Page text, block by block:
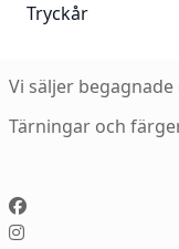
Tryckår
Vi säljer
Tärningar och